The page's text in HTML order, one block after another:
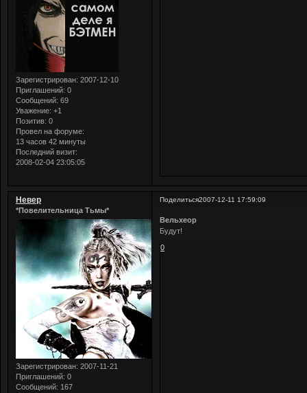
Зарегистрирован: 2007-12-10
Приглашений: 0
Сообщений: 69
Уважение: +1
Позитив: 0
Провел на форуме:
13 часов 42 минуты
Последний визит:
2008-02-04 23:05:05
Поделиться2007-12-11 17:59:09
Невер
*Повелительница Тьмы*
Зарегистрирован: 2007-11-21
Приглашений: 0
Сообщений: 167
Вельхеор
Будут!
0